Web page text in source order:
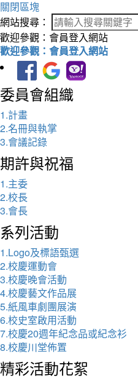
關閉區塊
網站搜尋：
歡迎參觀：會員登入網站
歡迎參觀：會員登入網站
委員會組織
1.計畫
2.名冊與執掌
3.會議記錄
期許與祝福
1.主委
2.校長
3.會長
系列活動
1.Logo及標語甄選
2.校慶運動會
3.校慶晚會活動
4.校慶藝文作品展
5.紙風車劇團展演
6.校史室啟用活動
7.校慶20週年紀念品或紀念衫
8.校慶川堂佈置
精彩活動花絮